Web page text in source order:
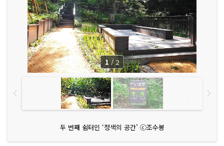
두 번째 쉼터인 ‘정색의 공간’ ⓒ조수봉
1 / 2